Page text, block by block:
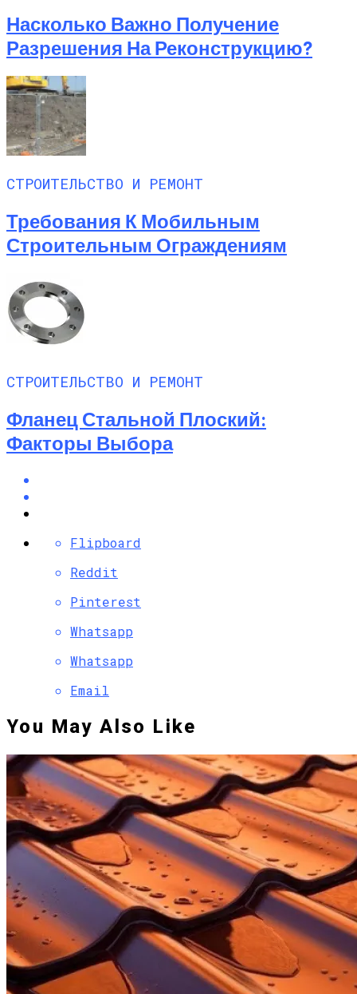
Насколько Важно Получение
Разрешения На Реконструкцию?
СТРОИТЕЛЬСТВО И РЕМОНТ
Требования К Мобильным
Строительным Ограждениям
СТРОИТЕЛЬСТВО И РЕМОНТ
Фланец Стальной Плоский:
Факторы Выбора
Flipboard
Reddit
Pinterest
Whatsapp
Whatsapp
Email
You May Also Like